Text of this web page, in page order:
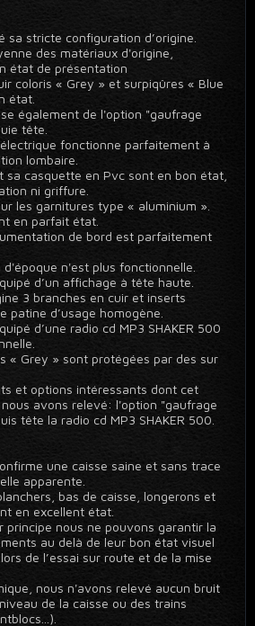
sa stricte configuration d’origine.
des matériaux d'origine,
état de présentation
coloris « Grey » et surpiqûres « Blue
état.
également de l'option "gaufrage
tête.
fonctionne parfaitement à
lombaire.
sa casquette en Pvc sont en bon état,
ni griffure.
les garnitures type « aluminium ».
en parfait état.
de bord est parfaitement
n'est plus fonctionnelle.
d’un affichage à tête haute.
3 branches en cuir et inserts
patine d’usage homogène.
d’une radio cd MP3 SHAKER 500
« Grey » sont protégées par des sur
et options intéressants dont cet
avons relevé: l'option "gaufrage
tête la radio cd MP3 SHAKER 500.
une caisse saine et sans trace
apparente.
bas de caisse, longerons et
en excellent état.
principe nous ne pouvons garantir la
au delà de leur bon état visuel
de l’essai sur route et de la mise
nous n'avons relevé aucun bruit
de la caisse ou des trains